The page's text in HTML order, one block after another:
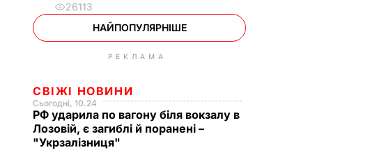
26113
НАЙПОПУЛЯРНІШЕ
РЕКЛАМА
СВІЖІ НОВИНИ
Сьогодні, 10.24
РФ ударила по вагону біля вокзалу в
Лозовій, є загиблі й поранені –
"Укрзалізниця"